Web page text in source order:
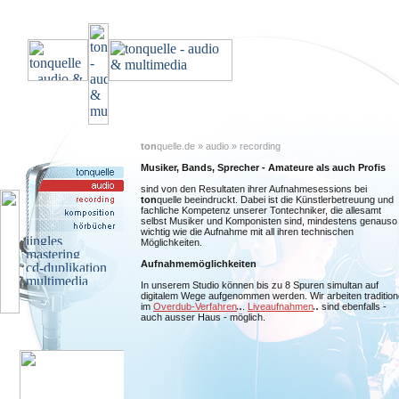
tonquelle.de » audio » recording
Musiker, Bands, Sprecher - Amateure als auch Profis
sind von den Resultaten ihrer Aufnahmesessions bei
tonquelle beeindruckt. Dabei ist die Künstlerbetreuung und
fachliche Kompetenz unserer Tontechniker, die allesamt
selbst Musiker und Komponisten sind, mindestens genauso
wichtig wie die Aufnahme mit all ihren technischen
Möglichkeiten.
Aufnahmemöglichkeiten
In unserem Studio können bis zu 8 Spuren simultan auf
digitalem Wege aufgenommen werden. Wir arbeiten
im Overdub-Verfahren Liveaufnahmen
sind ebenfalls -
auch ausser Haus - möglich.